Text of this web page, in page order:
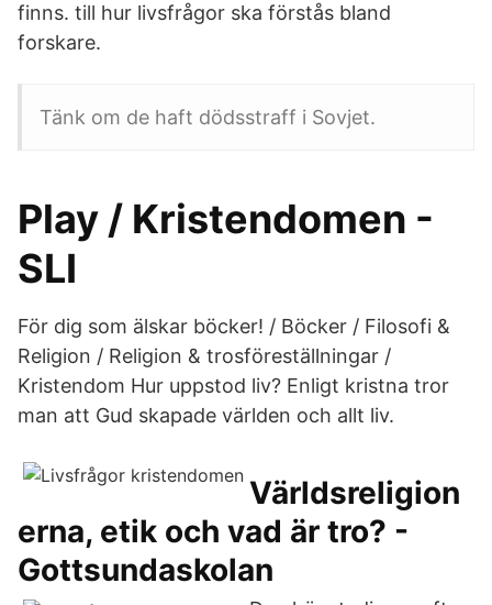
finns. till hur livsfrågor ska förstås bland
forskare.
Tänk om de haft dödsstraff i Sovjet.
Play / Kristendomen -
SLI
För dig som älskar böcker! / Böcker / Filosofi &
Religion / Religion & trosföreställningar /
Kristendom Hur uppstod liv? Enligt kristna tror
man att Gud skapade världen och allt liv.
Världsreligion
erna, etik och vad är tro? -
Gottsundaskolan